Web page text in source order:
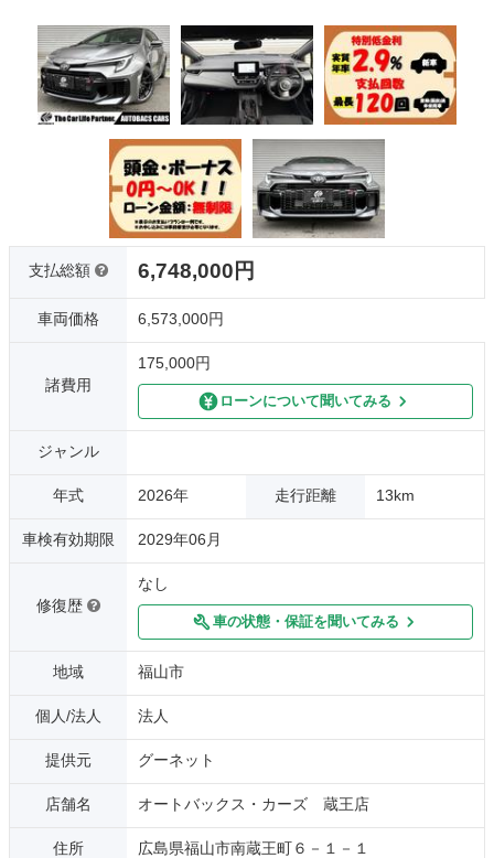
支払総額 6,748,000円
車両価格 6,573,000円
諸費用
175,000円
ローンについて聞いてみる
ジャンル
年式 2026年 走行距離 13km
車検有効期限 2029年06月
修復歴
なし
車の状態・保証を聞いてみる
地域 福山市
個人/法人 法人
提供元 グーネット
店舗名 オートバックス・カーズ 蔵王店
住所 広島県福山市南蔵王町６－１－１